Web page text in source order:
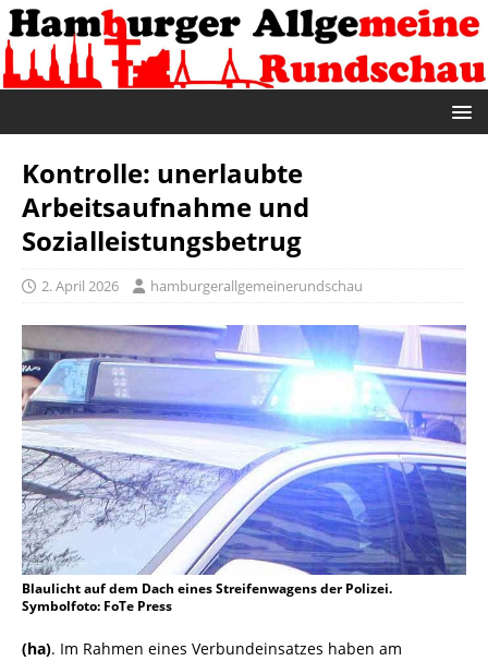
Kontrolle: unerlaubte
Arbeitsaufnahme und
Sozialleistungsbetrug
2. April 2026 hamburgerallgemeinerundschau
Blaulicht auf dem Dach eines Streifenwagens der Polizei.
Symbolfoto: FoTe Press
(ha). Im Rahmen eines Verbundeinsatzes haben am